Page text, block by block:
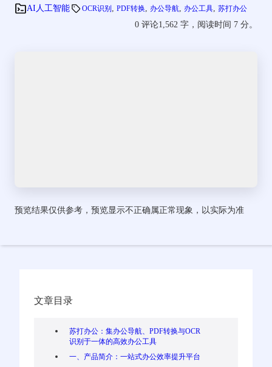
AI人工智能 OCR识别 PDF转换 办公导航 办公工具 苏打办公
0 评论1,562 字，阅读时间 7 分。
预览结果仅供参考，预览显示不正确属正常现象，以实际为准
文章目录
苏打办公：集办公导航、PDF转换与OCR
识别于一体的高效办公工具
一、产品简介：一站式办公效率提升平台